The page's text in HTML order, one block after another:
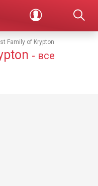
Family of Krypton
- все